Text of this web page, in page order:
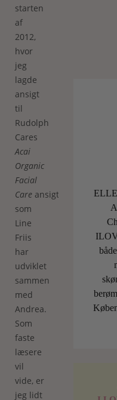
starten
af
2012,
hvor
jeg
lagde
ansigt
til
Rudolph
Cares
Acai
Organic
Facial
Care ansigtsbehandling,
som
Line
Friis
har
udviklet
sammen
med
Andrea.
Som
faste
læsere
vil
vide, er
jeg lidt